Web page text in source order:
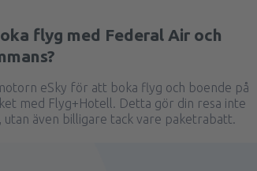
flyg med Federal Air och
eSky för att boka flyg och boende på
med Flyg+Hotell. Detta gör din resa inte
utan även billigare tack vare paketrabatt.